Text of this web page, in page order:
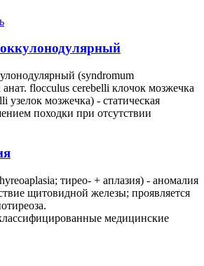
(syndromum
flocculus cerebelli клочок мозжечка
узелок мозжечка) - статическая
походки при отсутствии
тирео- + аплазия) - аномалия
щитовидной железы; проявляется
медицинские